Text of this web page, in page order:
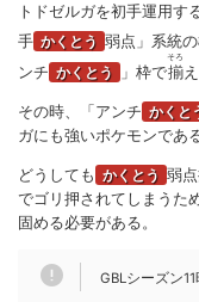
記している。
型の性能はCTで比較
CT（チャージタ
もあまり意味が
を比較する際に役
例えば、フシギバ
トドゼルガを初手運用す
手 かくとう 弱点」系統
ンチ かくとう 」枠で揃
そろ
その時、「アンチ かくと
ガにも強いポケモンであ
どうしても かくとう 弱
でゴリ押されてしまうた
固める必要がある。
GBLシーズン